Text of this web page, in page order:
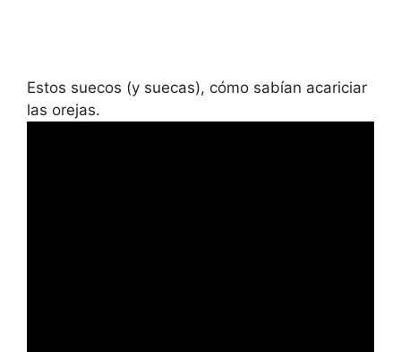
Estos suecos (y suecas), cómo sabían acariciar
las orejas.